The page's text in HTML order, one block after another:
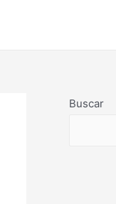
Buscar